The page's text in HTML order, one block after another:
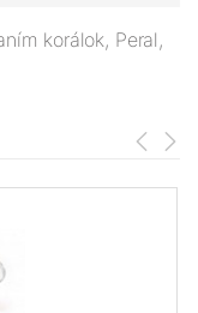
korálok, Peral,